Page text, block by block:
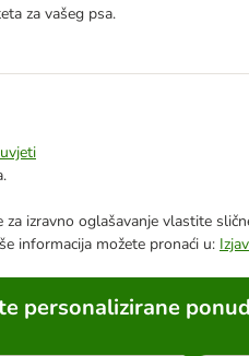
za vašeg psa.
izravno oglašavanje vlastite
informacija možete pronaći u:
personalizirane